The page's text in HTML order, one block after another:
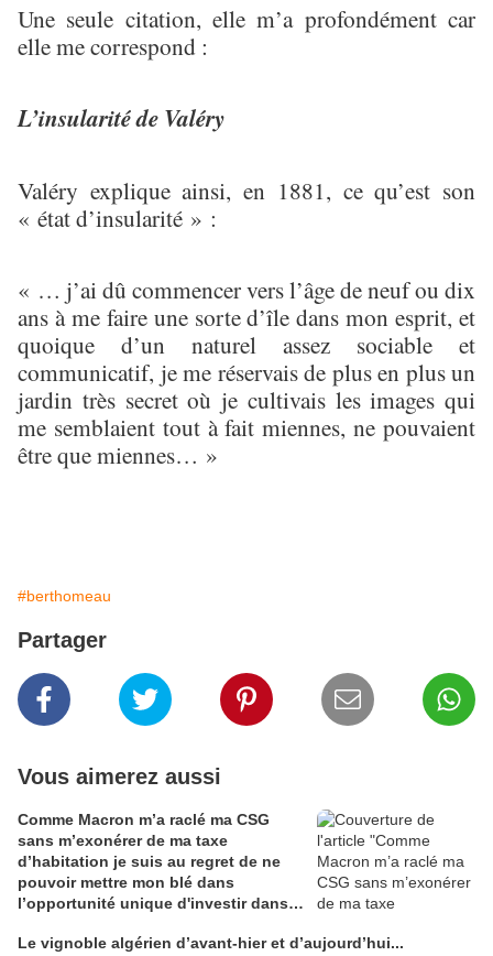
Une seule citation, elle m’a profondément car
elle me correspond :
L’insularité de Valéry
Valéry explique ainsi, en 1881, ce qu’est son
« état d’insularité » :
« … j’ai dû commencer vers l’âge de neuf ou dix
ans à me faire une sorte d’île dans mon esprit, et
quoique d’un naturel assez sociable et
communicatif, je me réservais de plus en plus un
jardin très secret où je cultivais les images qui
me semblaient tout à fait miennes, ne pouvaient
être que miennes… »
#berthomeau
Partager
Vous aimerez aussi
Comme Macron m’a raclé ma CSG
sans m’exonérer de ma taxe
d’habitation je suis au regret de ne
pouvoir mettre mon blé dans
l’opportunité unique d'investir dans
Alain Edouard
Le vignoble algérien d’avant-hier et d’aujourd’hui...